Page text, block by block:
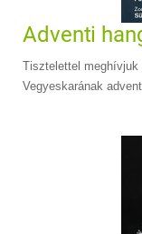
Adventi
Tisztelettel meghívjuk
Vegyeskarának